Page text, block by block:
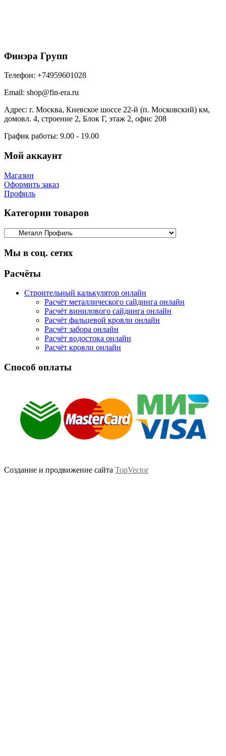
Финэра Групп
Телефон: +74959601028
Email: shop@fin-era.ru
Адрес: г. Москва, Киевское шоссе 22-й (п. Московский) км,
домовл. 4, строение 2, Блок Г, этаж 2, офис 208
График работы: 9.00 - 19.00
Мой аккаунт
Магазин
Оформить заказ
Профиль
Категории товаров
Мы в соц. сетях
Facebook
Twitter
Google
Instagram
Расчёты
Строительный калькулятор онлайн
Расчёт металлического сайдинга онлайн
Расчёт винилового сайдинга онлайн
Расчёт фальцевой кровли онлайн
Расчёт забора онлайн
Расчёт водостока онлайн
Расчёт кровли онлайн
Способ оплаты
Создание и продвижение сайта TopVector